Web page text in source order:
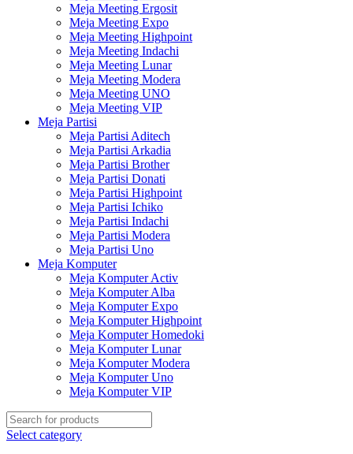
Meja Meeting Ergosit
Meja Meeting Expo
Meja Meeting Highpoint
Meja Meeting Indachi
Meja Meeting Lunar
Meja Meeting Modera
Meja Meeting UNO
Meja Meeting VIP
Meja Partisi
Meja Partisi Aditech
Meja Partisi Arkadia
Meja Partisi Brother
Meja Partisi Donati
Meja Partisi Highpoint
Meja Partisi Ichiko
Meja Partisi Indachi
Meja Partisi Modera
Meja Partisi Uno
Meja Komputer
Meja Komputer Activ
Meja Komputer Alba
Meja Komputer Expo
Meja Komputer Highpoint
Meja Komputer Homedoki
Meja Komputer Lunar
Meja Komputer Modera
Meja Komputer Uno
Meja Komputer VIP
Select category